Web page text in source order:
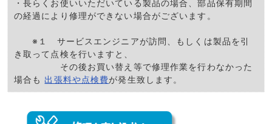
・長らくお使いいただいている製品の場合、部品保有期間
の経過により修理ができない場合がございます。
※１ サービスエンジニアが訪問、もしくは製品を引
き取って点検を行いますと、
その後お買い替え等で修理作業を行わなかった
場合も 出張料や点検費が発生致します。